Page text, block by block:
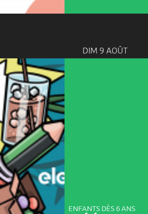
DIM 9 AOÛT
ENFANTS DÈS 6 ANS